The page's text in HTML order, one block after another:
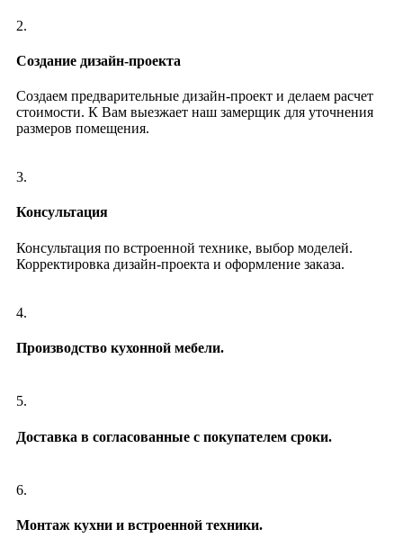
2.
Создание дизайн-проекта
Создаем предварительные дизайн-проект и делаем расчет
стоимости. К Вам выезжает наш замерщик для уточнения
размеров помещения.
3.
Консультация
Консультация по встроенной технике, выбор моделей.
Корректировка дизайн-проекта и оформление заказа.
4.
Производство кухонной мебели.
5.
Доставка в согласованные с покупателем сроки.
6.
Монтаж кухни и встроенной техники.